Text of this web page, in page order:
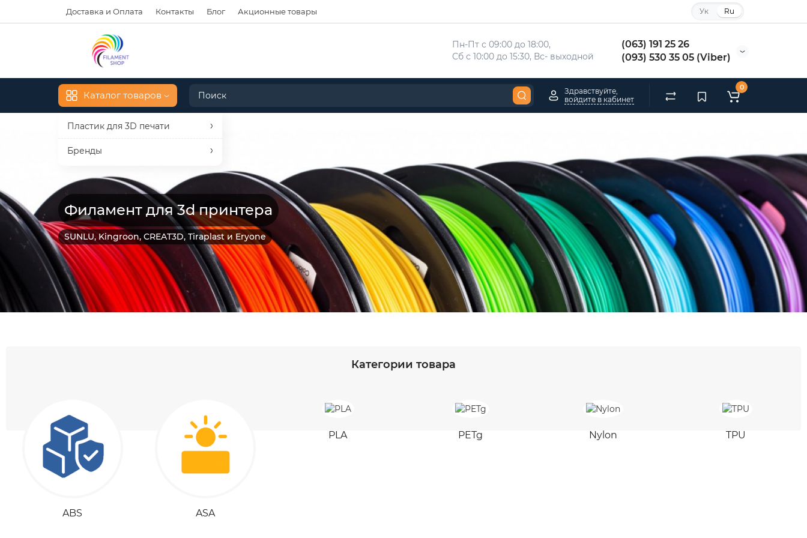
Доставка и Оплата Контакты Блог Акционные товары Ук Ru
Пн-Пт с 09:00 до 18:00,
Сб с 10:00 до 15:30, Вс- выходной
(063) 191 25 26
(093) 530 35 05 (Viber)
Каталог товаров
Пластик для 3D печати
Бренды
Здравствуйте,
войдите в кабинет
0
Филамент для 3d принтера
SUNLU, Kingroon, CREAT3D, Tiraplast и Eryone
Категории товара
ABS ASA
PLA PETg Nylon TPU